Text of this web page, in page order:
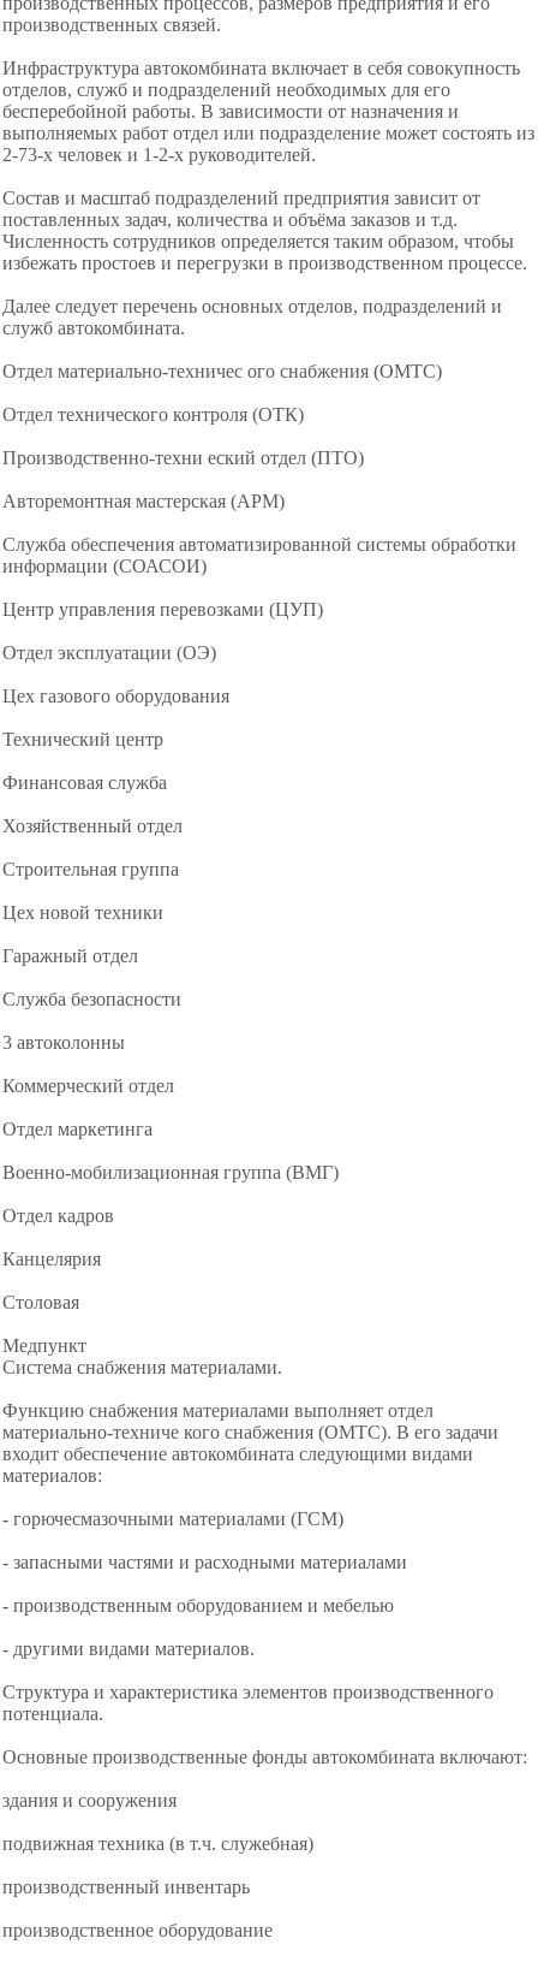
производственных связей.
Инфраструктура автокомбината включает в себя совокупность
отделов, служб и подразделений необходимых для его
бесперебойной работы. В зависимости от назначения и
выполняемых работ отдел или подразделение может состоять из
2-73-х человек и 1-2-х руководителей.
Состав и масштаб подразделений предприятия зависит от
поставленных задач, количества и объёма заказов и т.д.
Численность сотрудников определяется таким образом, чтобы
избежать простоев и перегрузки в производственном процессе.
Далее следует перечень основных отделов, подразделений и
служб автокомбината.
Отдел материально-техничес ого снабжения (ОМТС)
Отдел технического контроля (ОТК)
Производственно-техни еский отдел (ПТО)
Авторемонтная мастерская (АРМ)
Служба обеспечения автоматизированной системы обработки
информации (СОАСОИ)
Центр управления перевозками (ЦУП)
Отдел эксплуатации (ОЭ)
Цех газового оборудования
Технический центр
Финансовая служба
Хозяйственный отдел
Строительная группа
Цех новой техники
Гаражный отдел
Служба безопасности
3 автоколонны
Коммерческий отдел
Отдел маркетинга
Военно-мобилизационная группа (ВМГ)
Отдел кадров
Канцелярия
Столовая
Медпункт
Система снабжения материалами.
Функцию снабжения материалами выполняет отдел
материально-техниче кого снабжения (ОМТС). В его задачи
входит обеспечение автокомбината следующими видами
материалов:
- горючесмазочными материалами (ГСМ)
- запасными частями и расходными материалами
- производственным оборудованием и мебелью
- другими видами материалов.
Структура и характеристика элементов производственного
потенциала.
Основные производственные фонды автокомбината включают:
здания и сооружения
подвижная техника (в т.ч. служебная)
производственный инвентарь
производственное оборудование